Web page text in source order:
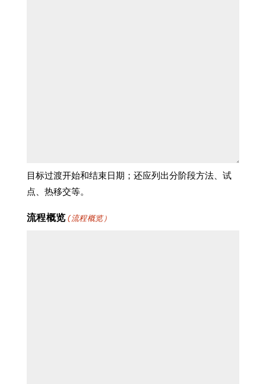
目标过渡开始和结束日期；还应列出分阶段方法、试
点、热移交等。
流程概览 (流程概览）